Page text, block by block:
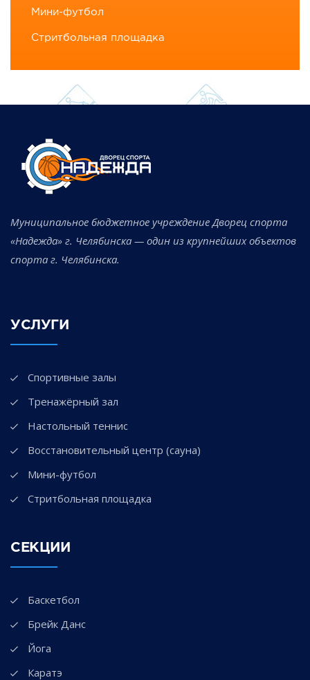
Мини-футбол
Стритбольная площадка
Муниципальное бюджетное учреждение Дворец спорта
«Надежда» г. Челябинска — один из крупнейших объектов
спорта г. Челябинска.
УСЛУГИ
Спортивные залы
Тренажёрный зал
Настольный теннис
Восстановительный центр (сауна)
Мини-футбол
Стритбольная площадка
СЕКЦИИ
Баскетбол
Брейк Данс
Йога
Каратэ